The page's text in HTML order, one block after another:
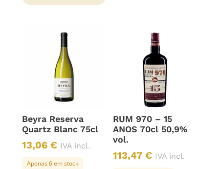
Beyra Reserva
Quartz Blanc 75cl
13,06 € IVA incl.
Apenas 6 em stock
RUM 970 – 15
ANOS 70cl 50,9%
vol.
113,47€ IVA incl.